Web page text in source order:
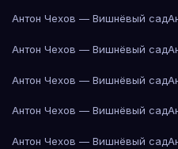
Антон Чехов — Вишнёвый сад
Антон Чехов — Вишнёвый сад
Антон Чехов — Вишнёвый сад
Антон Чехов — Вишнёвый сад
Антон Чехов — Вишнёвый сад